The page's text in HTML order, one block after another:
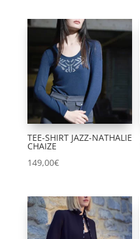
TEE-SHIRT JAZZ-NATHALIE
CHAIZE
149,00€